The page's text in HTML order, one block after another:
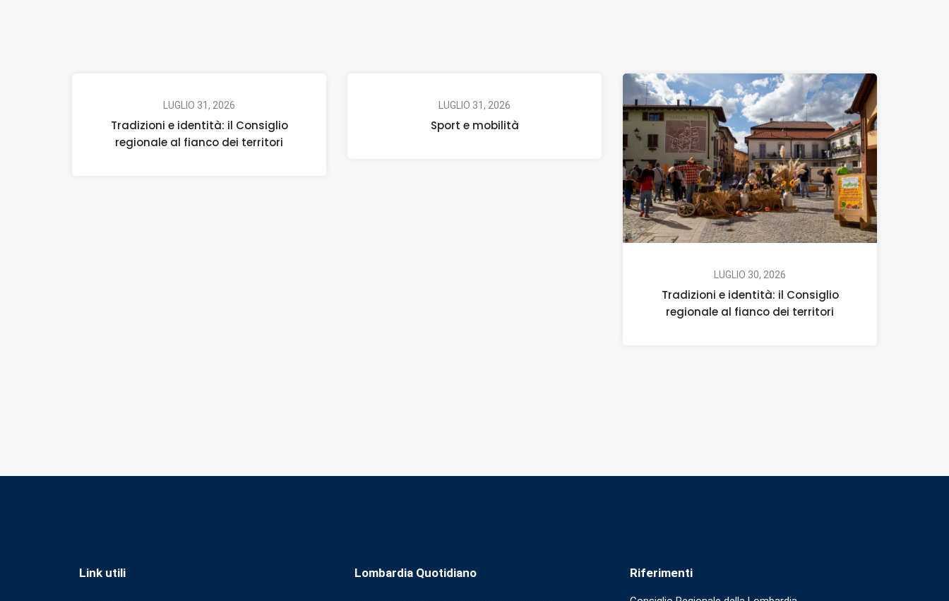
LUGLIO 31, 2026
Tradizioni e identità: il Consiglio
regionale al fianco dei territori
LUGLIO 31, 2026
Sport e mobilità
LUGLIO 30, 2026
Tradizioni e identità: il Consiglio
regionale al fianco dei territori
Link utili Lombardia Quotidiano Riferimenti